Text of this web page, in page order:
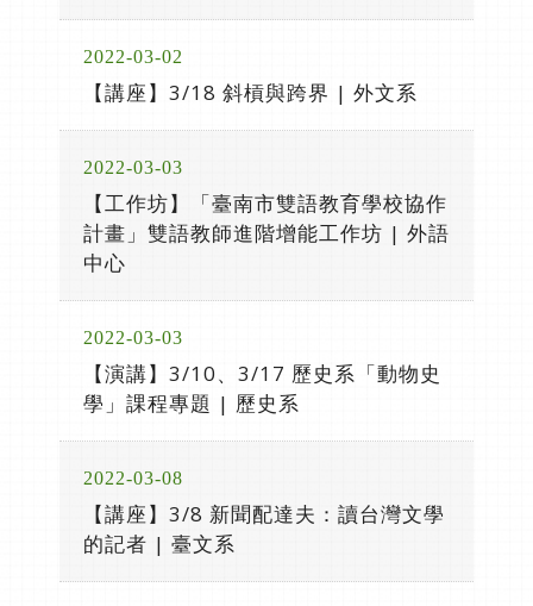
2022-03-02
【講座】3/18 斜槓與跨界 | 外文系
2022-03-03
【工作坊】「臺南市雙語教育學校協作
計畫」雙語教師進階增能工作坊 | 外語
中心
2022-03-03
【演講】3/10、3/17 歷史系「動物史
學」課程專題 | 歷史系
2022-03-08
【講座】3/8 新聞配達夫：讀台灣文學
的記者 | 臺文系